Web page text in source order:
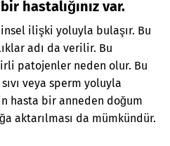
hastalığınız var.
ilişki yoluyla bulaşır. Bu
adı da verilir. Bu
patojenler neden olur. Bu
veya sperm yoluyla
hasta bir anneden doğum
aktarılması da mümkündür.